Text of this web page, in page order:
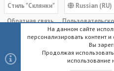
Cтиль "Склянки"
Russian (RU)
Обратная связь
Политика конфиденциальности
Community platform by XenForo® ©
На данном сайте
персонализировать контент
Вы
Продолжая
использование